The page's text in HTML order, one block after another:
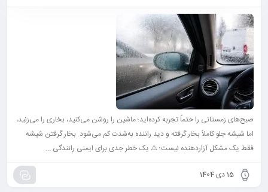
صبح‌های زمستانی را حتماً تجربه کرده‌اید؛ ماشین را روشن می‌کنید، بخاری را می‌زنید،
اما شیشه جلو کاملاً بخار گرفته و دید راننده به‌شدت کم می‌شود. بخار گرفتن شیشه
فقط یک مشکل آزاردهنده نیست؛ ⚠️ یک خطر جدی برای ایمنی رانندگی ...
15 دی 1404